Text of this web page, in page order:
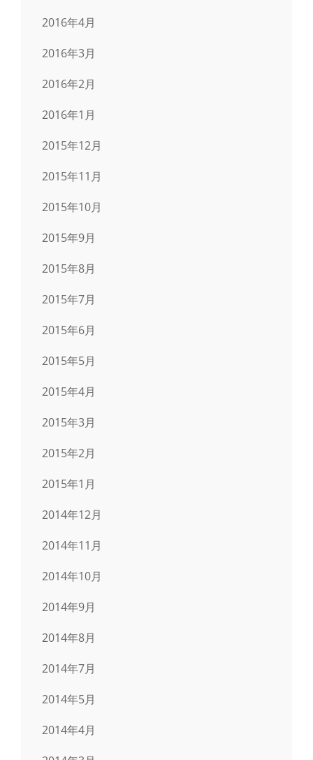
2016年4月
2016年3月
2016年2月
2016年1月
2015年12月
2015年11月
2015年10月
2015年9月
2015年8月
2015年7月
2015年6月
2015年5月
2015年4月
2015年3月
2015年2月
2015年1月
2014年12月
2014年11月
2014年10月
2014年9月
2014年8月
2014年7月
2014年5月
2014年4月